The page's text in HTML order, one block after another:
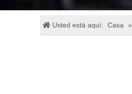
Usted está aquí: Casa »